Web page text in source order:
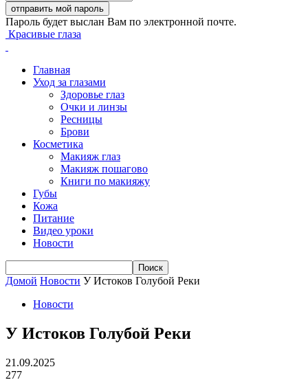
Пароль будет выслан Вам по электронной почте.
Красивые глаза
Главная
Уход за глазами
Здоровье глаз
Очки и линзы
Ресницы
Брови
Косметика
Макияж глаз
Макияж пошагово
Книги по макияжу
Губы
Кожа
Питание
Видео уроки
Новости
Домой Новости У Истоков Голубой Реки
Новости
У Истоков Голубой Реки
21.09.2025
277